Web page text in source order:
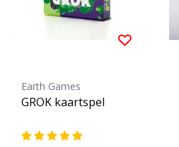
Earth Games
GROK kaartspel